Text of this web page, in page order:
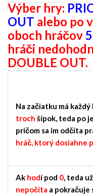
Výber hry:
OUT alebo po
oboch hráčov
hráči
DOUBLE OUT.
Na začiatku má každý
troch šípok, teda po
pričom sa im odčíta
hráč, ktorý dosiahne
Ak hodí pod 0, teda
nepočíta a pokračuje